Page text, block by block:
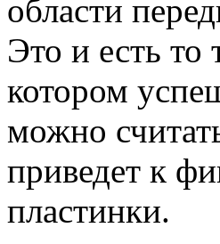
области
Это и есть то
котором
можно
приведет к
пластинки.